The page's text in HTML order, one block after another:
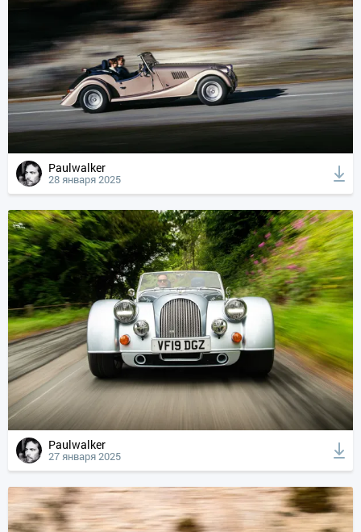
Paulwalker
28 января 2025
Paulwalker
27 января 2025